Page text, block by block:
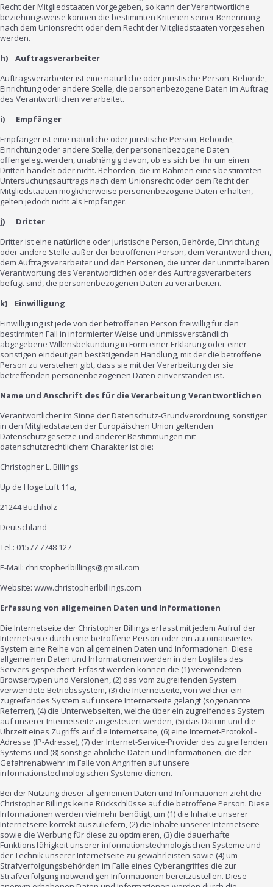
Recht der Mitgliedstaaten vorgegeben, so kann der Verantwortliche
beziehungsweise können die bestimmten Kriterien seiner Benennung
nach dem Unionsrecht oder dem Recht der Mitgliedstaaten vorgesehen
werden.
h) Auftragsverarbeiter
Auftragsverarbeiter ist eine natürliche oder juristische Person, Behörde,
Einrichtung oder andere Stelle, die personenbezogene Daten im Auftrag
des Verantwortlichen verarbeitet.
i) Empfänger
Empfänger ist eine natürliche oder juristische Person, Behörde,
Einrichtung oder andere Stelle, der personenbezogene Daten
offengelegt werden, unabhängig davon, ob es sich bei ihr um einen
Dritten handelt oder nicht. Behörden, die im Rahmen eines bestimmten
Untersuchungsauftrags nach dem Unionsrecht oder dem Recht der
Mitgliedstaaten möglicherweise personenbezogene Daten erhalten,
gelten jedoch nicht als Empfänger.
j) Dritter
Dritter ist eine natürliche oder juristische Person, Behörde, Einrichtung
oder andere Stelle außer der betroffenen Person, dem Verantwortlichen,
dem Auftragsverarbeiter und den Personen, die unter der unmittelbaren
Verantwortung des Verantwortlichen oder des Auftragsverarbeiters
befugt sind, die personenbezogenen Daten zu verarbeiten.
k) Einwilligung
Einwilligung ist jede von der betroffenen Person freiwillig für den
bestimmten Fall in informierter Weise und unmissverständlich
abgegebene Willensbekundung in Form einer Erklärung oder einer
sonstigen eindeutigen bestätigenden Handlung, mit der die betroffene
Person zu verstehen gibt, dass sie mit der Verarbeitung der sie
betreffenden personenbezogenen Daten einverstanden ist.
Name und Anschrift des für die Verarbeitung Verantwortlichen
Verantwortlicher im Sinne der Datenschutz-Grundverordnung, sonstiger
in den Mitgliedstaaten der Europäischen Union geltenden
Datenschutzgesetze und anderer Bestimmungen mit
datenschutzrechtlichem Charakter ist die:
Christopher L. Billings
Up de Hoge Luft 11a,
21244 Buchholz
Deutschland
Tel.: 01577 7748 127
E-Mail: christopherlbillings@gmail.com
Website: www.christopherlbillings.com
Erfassung von allgemeinen Daten und Informationen
Die Internetseite der Christopher Billings erfasst mit jedem Aufruf der
Internetseite durch eine betroffene Person oder ein automatisiertes
System eine Reihe von allgemeinen Daten und Informationen. Diese
allgemeinen Daten und Informationen werden in den Logfiles des
Servers gespeichert. Erfasst werden können die (1) verwendeten
Browsertypen und Versionen, (2) das vom zugreifenden System
verwendete Betriebssystem, (3) die Internetseite, von welcher ein
zugreifendes System auf unsere Internetseite gelangt (sogenannte
Referrer), (4) die Unterwebseiten, welche über ein zugreifendes System
auf unserer Internetseite angesteuert werden, (5) das Datum und die
Uhrzeit eines Zugriffs auf die Internetseite, (6) eine Internet-Protokoll-
Adresse (IP-Adresse), (7) der Internet-Service-Provider des zugreifenden
Systems und (8) sonstige ähnliche Daten und Informationen, die der
Gefahrenabwehr im Falle von Angriffen auf unsere
informationstechnologischen Systeme dienen.
Bei der Nutzung dieser allgemeinen Daten und Informationen zieht die
Christopher Billings keine Rückschlüsse auf die betroffene Person. Diese
Informationen werden vielmehr benötigt, um (1) die Inhalte unserer
Internetseite korrekt auszuliefern, (2) die Inhalte unserer Internetseite
sowie die Werbung für diese zu optimieren, (3) die dauerhafte
Funktionsfähigkeit unserer informationstechnologischen Systeme und
der Technik unserer Internetseite zu gewährleisten sowie (4) um
Strafverfolgungsbehörden im Falle eines Cyberangriffes die zur
Strafverfolgung notwendigen Informationen bereitzustellen. Diese